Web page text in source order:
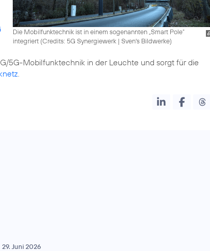
Die Mobilfunktechnik ist in einem sogenannten „Smart Pole“
integriert (Credits: 5G Synergiewerk | Sven's Bildwerke)
5G-Mobilfunktechnik in der Leuchte und sorgt für die
29. Juni 2026